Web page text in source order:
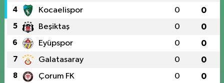
4 Kocaelispor 0 0
5 Beşiktaş 0 0
6 Eyüpspor 0 0
7 Galatasaray 0 0
8 Çorum FK 0 0